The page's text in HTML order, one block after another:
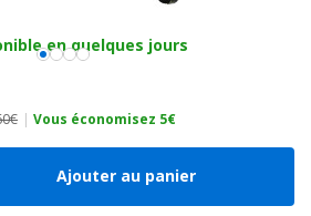
en quelques jours
| Vous économisez 5€
Ajouter au panier